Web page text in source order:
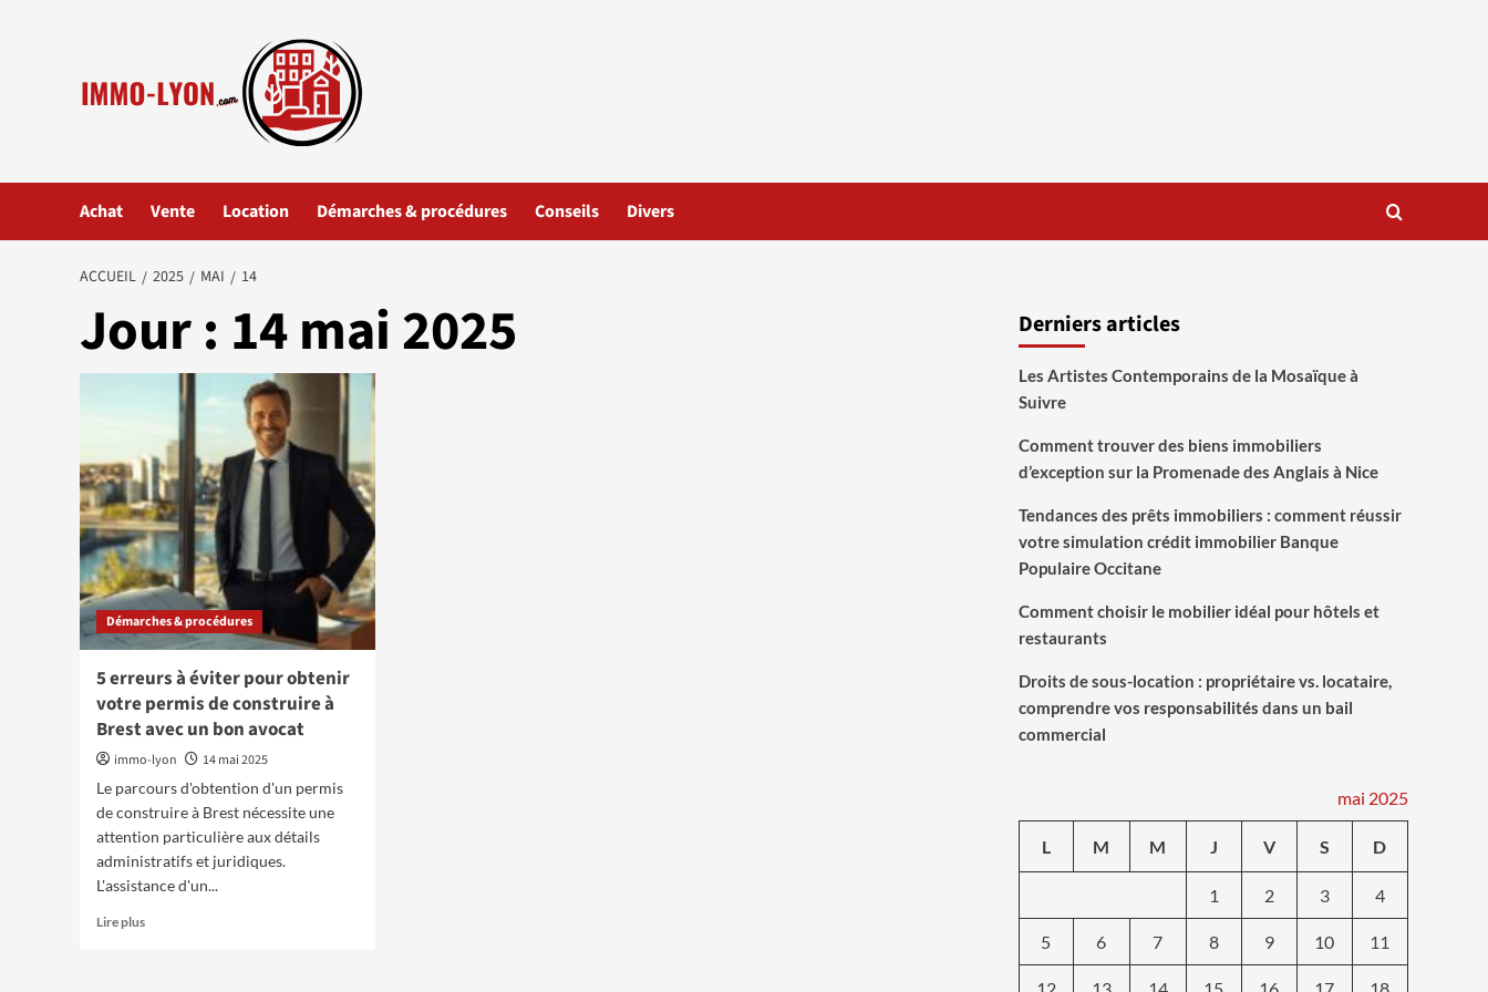
Achat Vente Location Démarches & procédures Conseils Divers
ACCUEIL 2025 MAI 14
Jour : 14 mai 2025
Démarches & procédures
5 erreurs à éviter pour obtenir
votre permis de construire à
Brest avec un bon avocat
immo-lyon
14 mai 2025
Le parcours d'obtention d'un permis
de construire à Brest nécessite une
attention particulière aux détails
administratifs et juridiques.
L'assistance d'un...
Lire plusEn
Derniers articles
Les Artistes Contemporains de la Mosaïque à
Suivre
Comment trouver des biens immobiliers
d’exception sur la Promenade des Anglais à Nice
Tendances des prêts immobiliers : comment réussir
votre simulation crédit immobilier Banque
Populaire Occitane
Comment choisir le mobilier idéal pour hôtels et
restaurants
Droits de sous-location : propriétaire vs. locataire,
comprendre vos responsabilités dans un bail
commercial
mai 2025
L M M J V S D
1 2 3 4
5 6 7 8 9 10 11